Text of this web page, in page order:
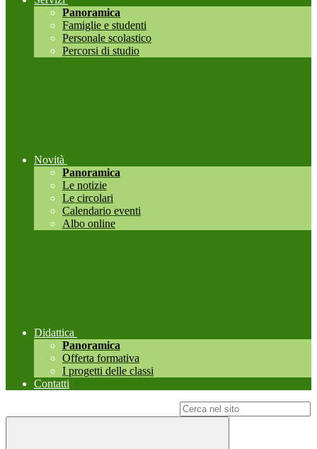
Panoramica
Famiglie e studenti
Personale scolastico
Percorsi di studio
Novità
Panoramica
Le notizie
Le circolari
Calendario eventi
Albo online
Didattica
Panoramica
Offerta formativa
I progetti delle classi
Contatti